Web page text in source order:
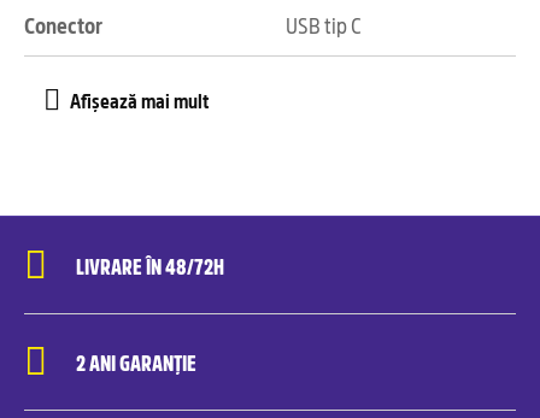
Conector USB tip C
LIVRARE ÎN 48/72H
2 ANI GARANȚIE